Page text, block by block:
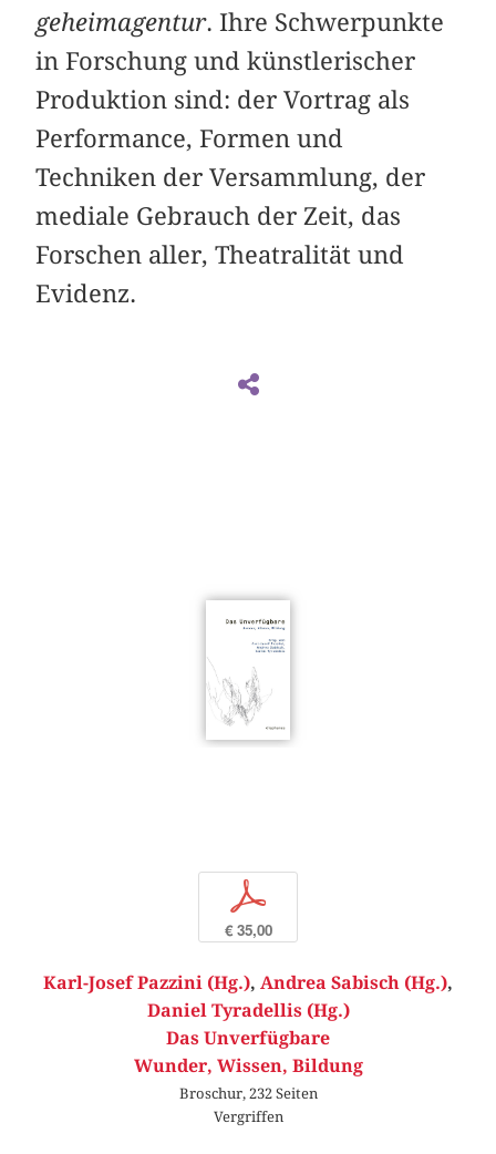
geheimagentur. Ihre Schwerpunkte
in Forschung und künstlerischer
Produktion sind: der Vortrag als
Performance, Formen und
Techniken der Versammlung, der
mediale Gebrauch der Zeit, das
Forschen aller, Theatralität und
Evidenz.
p
€ 35,00
Karl-Josef Pazzini (Hg.), Andrea Sabisch (Hg.),
Daniel Tyradellis (Hg.)
Das Unverfügbare
Wunder, Wissen, Bildung
Broschur, 232 Seiten
Vergriffen